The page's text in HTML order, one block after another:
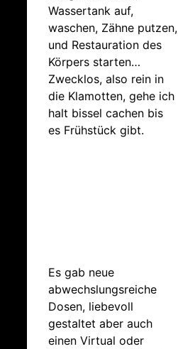
Wassertank auf,
waschen, Zähne putzen,
und Restauration des
Körpers starten…
Zwecklos, also rein in
die Klamotten, gehe ich
halt bissel cachen bis
es Frühstück gibt.
Es gab neue
abwechslungsreiche
Dosen, liebevoll
gestaltet aber auch
einen Virtual oder